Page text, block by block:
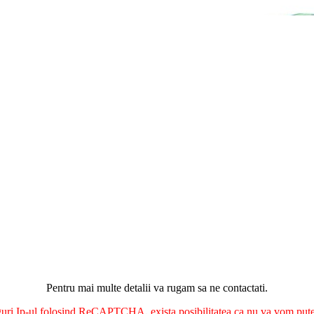
Pentru mai multe detalii va rugam sa ne contactati.
Ip-ul folosind ReCAPTCHA, exista posibilitatea ca nu va vom